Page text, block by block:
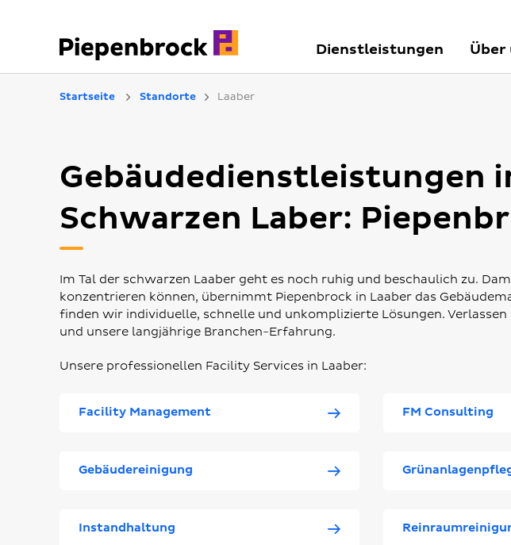
Dienstleistungen Über
Startseite Standorte Laaber
Gebäudedienstleistungen
Schwarzen Laber:
Im Tal der schwarzen Laaber geht es noch ruhig und beschaulich zu.
konzentrieren können, übernimmt Piepenbrock in Laaber das
finden wir individuelle, schnelle und unkomplizierte Lösungen.
und unsere langjährige Branchen-Erfahrung.
Unsere professionellen Facility Services in Laaber:
Facility Management
Gebäudereinigung
Instandhaltung
FM Consulting